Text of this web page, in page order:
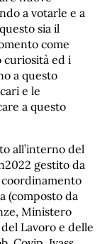
a votarle e a
sia il
come
curiosità ed i
a questo
e le
a questo
all’interno del
gestito da
(composto da
Ministero
Lavoro e delle